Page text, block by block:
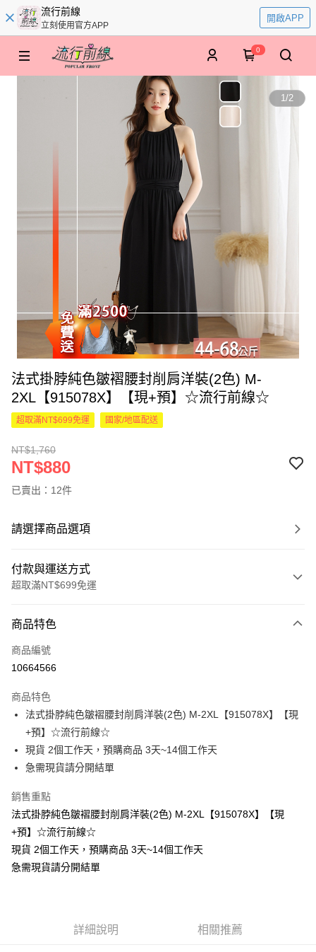
流行前線
立刻使用官方APP
開啟APP
0
1/2
法式掛脖純色皺褶腰封削肩洋裝(2色) M-
2XL【915078X】【現+預】☆流行前線☆
超取滿NT$699免運 國家/地區配送
NT$1,760
NT$880
已賣出：12件
請選擇商品選項
付款與運送方式
超取滿NT$699免運
信用卡一次付款
超商取貨付款
Apple Pay
街口支付
悠遊付
Google Pay
全支付
大哥付你分期
2.付款方式選擇「大哥付你分期」，訂單成立後會自動跳轉到大哥付的交易
商品特色
商品編號
10664566
商品特色
法式掛脖純色皺褶腰封削肩洋裝(2色) M-2XL【915078X】【現
+預】☆流行前線☆
現貨 2個工作天，預購商品 3天~14個工作天
急需現貨請分開結單
銷售重點
法式掛脖純色皺褶腰封削肩洋裝(2色) M-2XL【915078X】【現
+預】☆流行前線☆
現貨 2個工作天，預購商品 3天~14個工作天
急需現貨請分開結單
詳細說明 相關推薦